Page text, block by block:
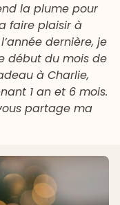
la plume pour
faire plaisir à
dernière, je
début du mois de
à Charlie,
1 an et 6 mois.
partage ma